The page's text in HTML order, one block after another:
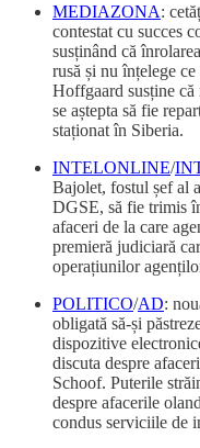
MEDIAZONA:
contestat cu succes
susținând că
rusă și nu înțelege
Hoffgaard susține
se aștepta să fie
staționat în Siberia.
INTELONLINE/
Bajolet, fostul șef al
DGSE, să fie trimis
afaceri de la care
premieră judiciară
operațiunilor
POLITICO/AD:
obligată să-și
dispozitive
discuta despre
Schoof. Puterile
despre afacerile
condus serviciile de